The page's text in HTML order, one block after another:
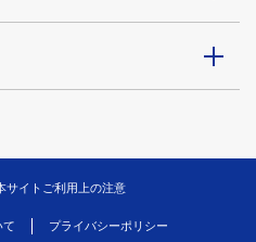
サイトご利用上の注意
て プライバシーポリシー